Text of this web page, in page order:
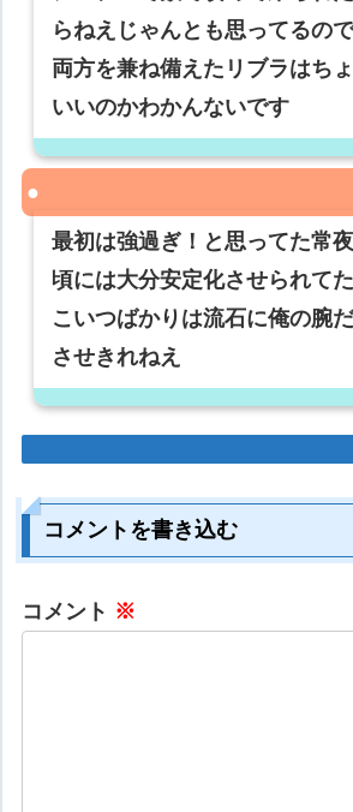
らねえじゃんとも思ってるの
両方を兼ね備えたリブラはち
いいのかわかんないです
最初は強過ぎ！と思ってた常
頃には大分安定化させられて
こいつばかりは流石に俺の腕
させきれねえ
コメントを書き込む
コメント ※